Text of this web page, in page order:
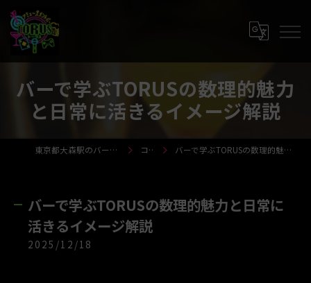
バーで学ぶTORUSの数理的魅力
と日常に活きるイメージ解説
東京都大森駅のバーならTORUS-トーラス- コラム バーで学ぶTORUSの数理的魅力と日常に活きるイメージ解説
バーで学ぶTORUSの数理的魅力と日常に
活きるイメージ解説
2025/12/18